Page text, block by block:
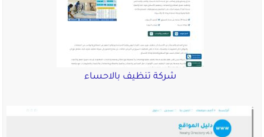
شركة تنظيف بالاحساء